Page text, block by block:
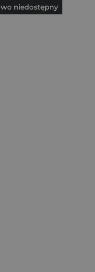
niedostępny